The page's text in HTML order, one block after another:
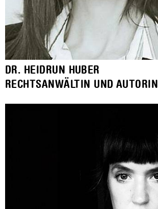
DR. HEIDRUN HUBER
RECHTSANWÄLTIN UND AUTORIN